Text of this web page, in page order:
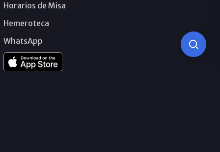
Horarios de Misa
Hemeroteca
WhatsApp